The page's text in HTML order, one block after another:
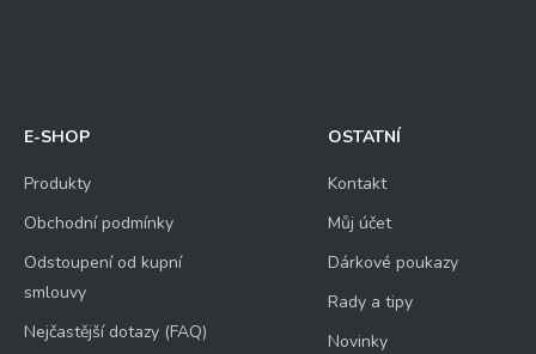
E-SHOP
Produkty
Obchodní podmínky
Odstoupení od kupní
smlouvy
Nejčastější dotazy (FAQ)
OSTATNÍ
Kontakt
Můj účet
Dárkové poukazy
Rady a tipy
Novinky